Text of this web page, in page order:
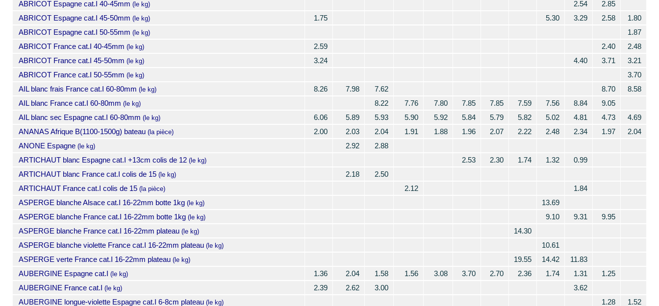
ABRICOT Espagne cat.I 40-45mm (le kg) 2.54
2.85
ABRICOT Espagne cat.I 45-50mm (le kg) 1.75 5.30 3.29 2.58
1.80
ABRICOT Espagne cat.I 50-55mm (le kg)
1.87
ABRICOT France cat.I 40-45mm (le kg) 2.59 2.40
2.48
ABRICOT France cat.I 45-50mm (le kg) 3.24 4.40 3.71
3.21
ABRICOT France cat.I 50-55mm (le kg)
3.70
AIL blanc frais France cat.I 60-80mm (le kg) 8.26 7.98 7.62 8.70
8.58
AIL blanc France cat.I 60-80mm (le kg) 8.22 7.76 7.80 7.85 7.85 7.59 7.56 8.84
9.05
AIL blanc sec Espagne cat.I 60-80mm (le kg) 6.06 5.89 5.93 5.90 5.92 5.84 5.79 5.82 5.02 4.81 4.73
4.69
ANANAS Afrique B(1100-1500g) bateau (la pièce) 2.00 2.03 2.04 1.91 1.88 1.96 2.07 2.22 2.48 2.34 1.97
2.04
ANONE Espagne (le kg) 2.92
2.88
ARTICHAUT blanc Espagne cat.I +13cm colis de 12 (le kg) 2.53 2.30 1.74 1.32
0.99
ARTICHAUT blanc France cat.I colis de 15 (le kg) 2.18
2.50
ARTICHAUT France cat.I colis de 15 (la pièce) 2.12
1.84
ASPERGE blanche Alsace cat.I 16-22mm botte 1kg (le kg)
13.69
ASPERGE blanche France cat.I 16-22mm botte 1kg (le kg) 9.10 9.31
9.95
ASPERGE blanche France cat.I 16-22mm plateau (le kg)
14.30
ASPERGE blanche violette France cat.I 16-22mm plateau (le kg)
10.61
ASPERGE verte France cat.I 16-22mm plateau (le kg) 19.55 14.42
11.83
AUBERGINE Espagne cat.I
(le kg) 1.36 2.04 1.58 1.56 3.08 3.70 2.70 2.36 1.74 1.31
1.25
AUBERGINE France cat.I
(le kg) 2.39 2.62 3.00
3.62
AUBERGINE longue-violette Espagne cat.I 6-8cm plateau (le kg) 1.28
1.52